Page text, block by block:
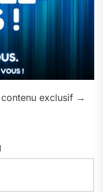
exclusif →